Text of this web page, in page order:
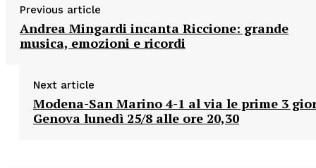
Previous article
Andrea Mingardi incanta Riccione: grande
musica, emozioni e ricordi
Next article
Modena-San Marino 4-1 al via le prime 3
Genova lunedì 25/8 alle ore 20,30